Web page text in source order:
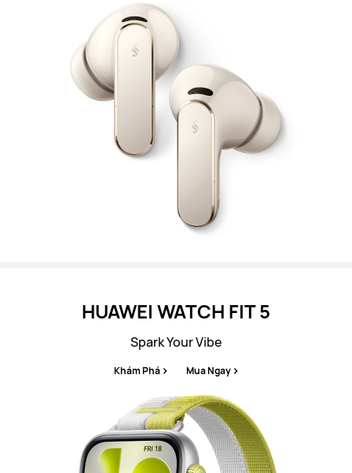
HUAWEI WATCH FIT 5
Spark Your Vibe
Khám Phá Mua Ngay